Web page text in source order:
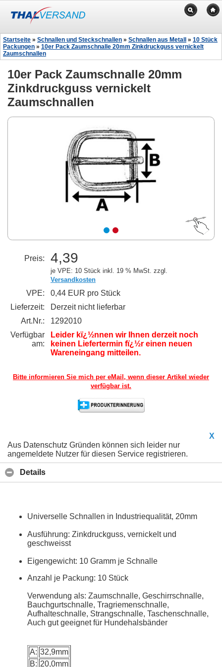
Startseite » Schnallen und Steckschnallen » Schnallen aus Metall » 10 Stück
Packungen » 10er Pack Zaumschnalle 20mm Zinkdruckguss vernickelt
Zaumschnallen
10er Pack Zaumschnalle 20mm
Zinkdruckguss vernickelt
Zaumschnallen
Preis: 4,39
je VPE: 10 Stück inkl. 19 % MwSt. zzgl.
Versandkosten
VPE:
0,44 EUR pro Stück
Lieferzeit:
Derzeit nicht lieferbar
Art.Nr.:
1292010
Verfügbar
am:
Leider kï¿½nnen wir Ihnen derzeit noch
keinen Liefertermin fï¿½r einen neuen
Wareneingang mitteilen.
Bitte informieren Sie mich per eMail, wenn dieser Artikel wieder
verfügbar ist.
X
Aus Datenschutz Gründen können sich leider nur
angemeldete Nutzer für diesen Service registrieren.
Details
Universelle Schnallen in Industriequalität, 20mm
Ausführung: Zinkdruckguss, vernickelt und
geschweisst
Eigengewicht: 10 Gramm je Schnalle
Anzahl je Packung: 10 Stück
Verwendung als: Zaumschnalle, Geschirrschnalle,
Bauchgurtschnalle, Tragriemenschnalle,
Aufhalteschnalle, Strangschnalle, Taschenschnalle,
Auch gut geeignet für Hundehalsbänder
A: 32,9mm
B: 20,0mm